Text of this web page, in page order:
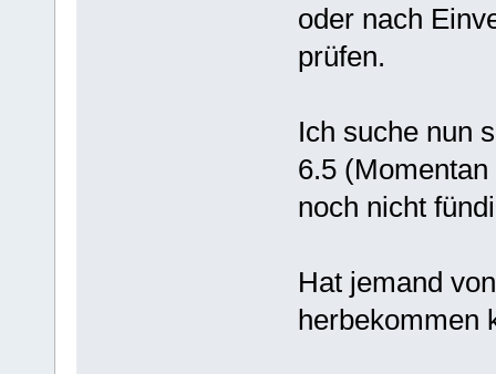
oder nach
prüfen.
Ich suche nun
6.5
noch nicht
Hat jemand